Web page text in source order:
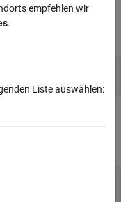
empfehlen wir
.
Liste auswählen: